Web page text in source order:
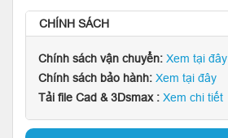
CHÍNH SÁCH
Chính sách vận chuyển: Xem tại đây
Chính sách bảo hành: Xem tại đây
Tải file Cad & 3Dsmax : Xem chi tiết